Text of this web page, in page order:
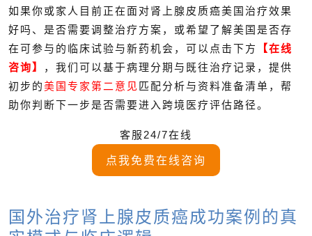
如果你或家人目前正在面对肾上腺皮质癌美国治疗效果
好吗、是否需要调整治疗方案，或希望了解美国是否存
在可参与的临床试验与新药机会，可以点击下方
【在线
咨询】
，我们可以基于病理分期与既往治疗记录，提供
初步的美国专家第二意见 匹配分析与资料准备清单，帮
助你判断下一步是否需要进入跨境医疗评估路径。
客服24/7在线
点我免费在线咨询
国外治疗肾上腺皮质癌成功案例的真